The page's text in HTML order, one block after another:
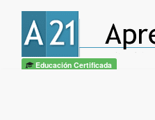
Educación Certificada